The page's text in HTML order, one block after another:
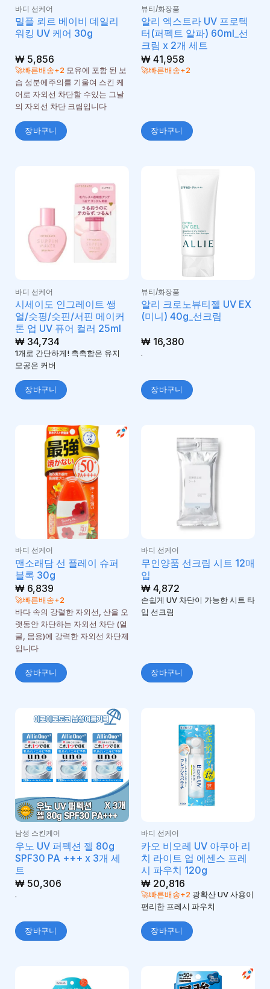
바디 선케어
밀플 뢰르 베이비 데일리
워킹 UV 케어 30g
₩5,856
🚀빠른배송+2 모유에 포함 된 보
습 성분에주의를 기울여 스킨 케
어로 자외선 차단할 수있는 그날
의 자외선 차단 크림입니다
장바구니
뷰티/화장품
알리 엑스트라 UV 프로텍
터(퍼펙트 알파) 60ml_선
크림 x 2개 세트
₩41,958
🚀빠른배송+2
장바구니
바디 선케어
시세이도 인그레이트 쌩
얼/슷핑/슷핀/서핀 메이커
톤 업 UV 퓨어 컬러 25ml
₩34,734
1개로 간단하게! 촉촉함은 유지
모공은 커버
장바구니
뷰티/화장품
알리 크로노뷰티젤 UV EX
(미니) 40g_선크림
₩16,380
.
장바구니
바디 선케어
맨소래담 선 플레이 슈퍼
블록 30g
₩6,839
🚀빠른배송+2
바다 속의 강렬한 자외선, 산을 오
랫동안 차단하는 자외선 차단 (얼
굴, 몸용)에 강력한 자외선 차단제
입니다
장바구니
바디 선케어
무인양품 선크림 시트 12매
입
₩4,872
손쉽게 UV 차단이 가능한 시트 타
입 선크림
장바구니
남성 스킨케어
우노 UV 퍼펙션 젤 80g
SPF30 PA +++ x 3개 세
트
₩50,306
.
장바구니
바디 선케어
카오 비오레 UV 아쿠아 리
치 라이트 업 에센스 프레
시 파우치 120g
₩20,816
🚀빠른배송+2광확산 UV 사용이
편리한 프레시 파우치
장바구니